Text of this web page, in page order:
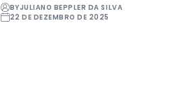
BYJULIANO BEPPLER DA SILVA
22 DE DEZEMBRO DE 2025